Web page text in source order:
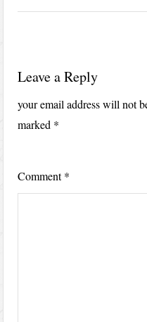
Leave a Reply
your email address will not
marked *
Comment*